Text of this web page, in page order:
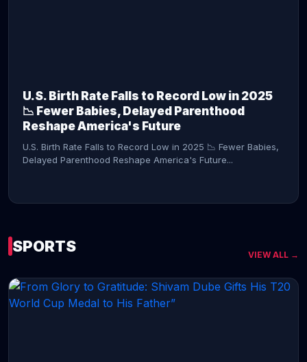
U.S. Birth Rate Falls to Record Low in 2025
📉 Fewer Babies, Delayed Parenthood
Reshape America's Future
U.S. Birth Rate Falls to Record Low in 2025 📉 Fewer Babies,
Delayed Parenthood Reshape America's Future...
SPORTS VIEW ALL →